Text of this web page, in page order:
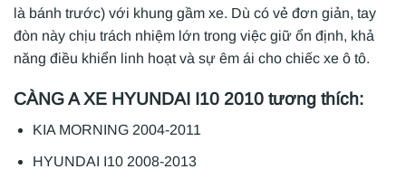
là bánh trước) với khung gầm xe. Dù có vẻ đơn giản, tay
đòn này chịu trách nhiệm lớn trong việc giữ ổn định, khả
năng điều khiển linh hoạt và sự êm ái cho chiếc xe ô tô.
CÀNG A XE HYUNDAI I10 2010 tương thích:
KIA MORNING 2004-2011
HYUNDAI I10 2008-2013